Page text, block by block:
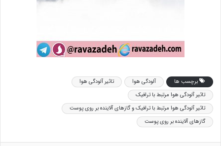
برچسب ها آلودگی هوا
تاثیر آلودگی هوا
تاثیر آلودگی هوا مرتبط با ترافیک
تاثیر آلودگی هوا مرتبط با ترافیک و گازهای آلاینده بر روی پوست
گازهای آلاینده بر روی پوست